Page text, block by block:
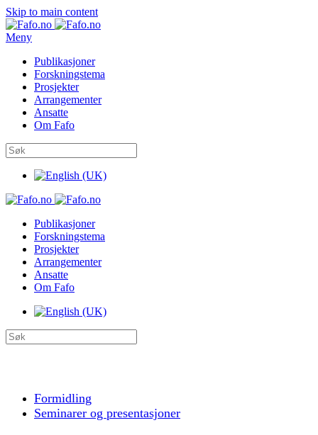
Skip to main content
Meny
Publikasjoner
Forskningstema
Prosjekter
Arrangementer
Ansatte
Om Fafo
Publikasjoner
Forskningstema
Prosjekter
Arrangementer
Ansatte
Om Fafo
Formidling
Seminarer og presentasjoner